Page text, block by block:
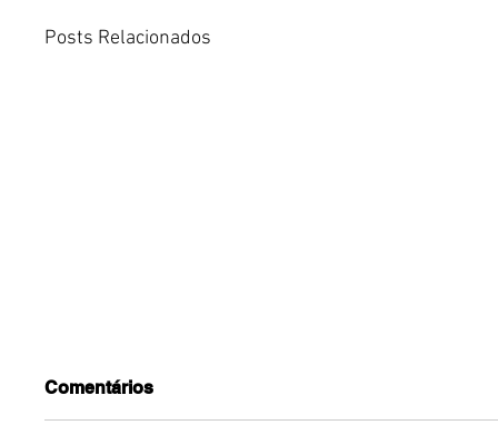
Posts Relacionados
Comentários